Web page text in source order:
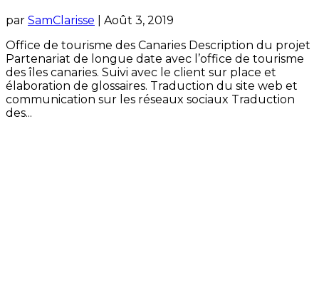
par SamClarisse
Août 3, 2019
Office de tourisme des Canaries Description du projet
Partenariat de longue date avec l’office de tourisme
des îles canaries. Suivi avec le client sur place et
élaboration de glossaires. Traduction du site web et
communication sur les réseaux sociaux Traduction
des...